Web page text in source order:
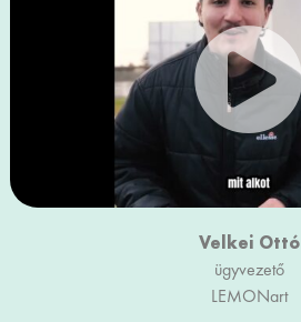
Velkei Ottó
ügyvezető
LEMONart